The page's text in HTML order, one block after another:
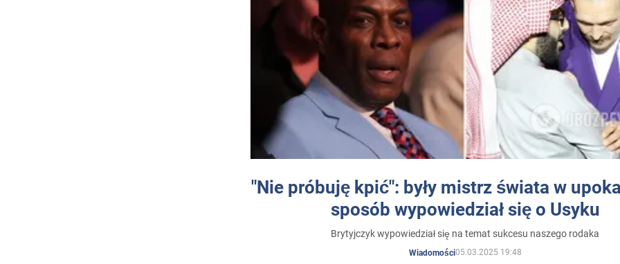
"Nie próbuję kpić": były mistrz świata w
sposób wypowiedział się o Usyku
Brytyjczyk wypowiedział się na temat sukcesu naszego rodaka
Wiadomości05.03.2025 19:48